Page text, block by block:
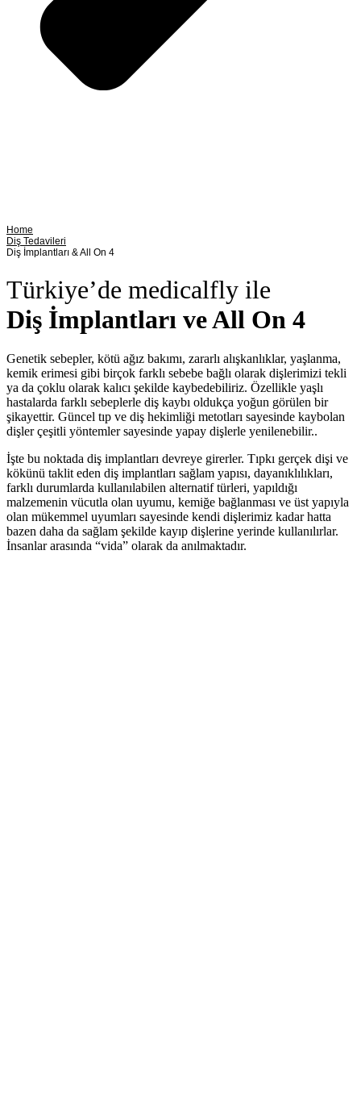
Home
Diş Tedavileri
Diş İmplantları & All On 4
Türkiye’de medicalfly ile
Diş İmplantları ve All On 4
Genetik sebepler, kötü ağız bakımı, zararlı alışkanlıklar, yaşlanma,
kemik erimesi gibi birçok farklı sebebe bağlı olarak dişlerimizi tekli
ya da çoklu olarak kalıcı şekilde kaybedebiliriz. Özellikle yaşlı
hastalarda farklı sebeplerle diş kaybı oldukça yoğun görülen bir
şikayettir. Güncel tıp ve diş hekimliği metotları sayesinde kaybolan
dişler çeşitli yöntemler sayesinde yapay dişlerle yenilenebilir..
İşte bu noktada diş implantları devreye girerler. Tıpkı gerçek dişi ve
kökünü taklit eden diş implantları sağlam yapısı, dayanıklılıkları,
farklı durumlarda kullanılabilen alternatif türleri, yapıldığı
malzemenin vücutla olan uyumu, kemiğe bağlanması ve üst yapıyla
olan mükemmel uyumları sayesinde kendi dişlerimiz kadar hatta
bazen daha da sağlam şekilde kayıp dişlerine yerinde kullanılırlar.
İnsanlar arasında “vida” olarak da anılmaktadır.